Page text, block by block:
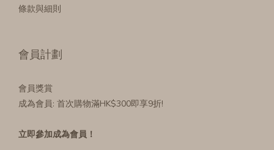
條款與細則
會員計劃
會員獎賞
成為會員: 首次購物滿HK$300即享9折!
立即參加成為會員！